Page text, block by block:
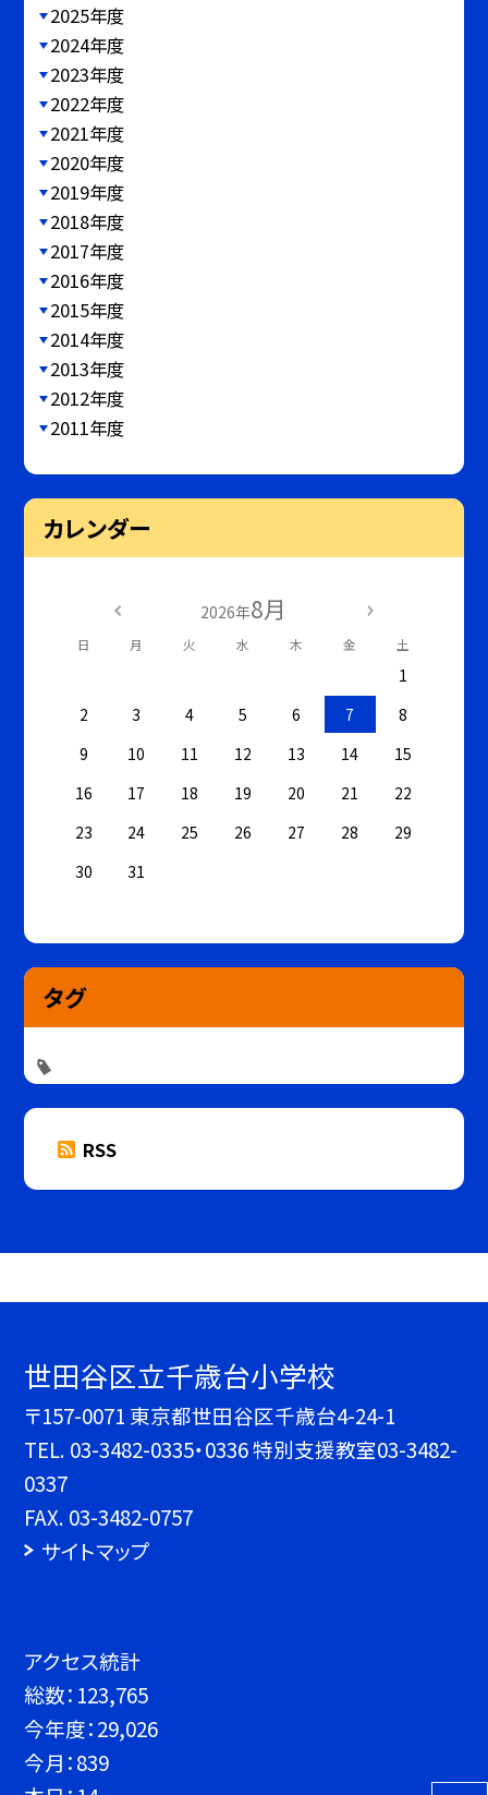
2025年度
2024年度
2023年度
2022年度
2021年度
2020年度
2019年度
2018年度
2017年度
2016年度
2015年度
2014年度
2013年度
2012年度
2011年度
カレンダー
2026年8月
日 月 火 水 木 金 土
1
2
3 4 5 6 7
8
9
10 11 12 13 14
15
16
17 18 19 20 21
22
23
24 25 26 27 28
29
30
31
タグ
RSS
世田谷区立千歳台小学校
〒157-0071 東京都世田谷区千歳台4-24-1
TEL. 03-3482-0335・0336 特別支援教室03-3482-
0337
FAX. 03-3482-0757
サイトマップ
アクセス統計
総数： 123,765
今年度：29,026
今月：839